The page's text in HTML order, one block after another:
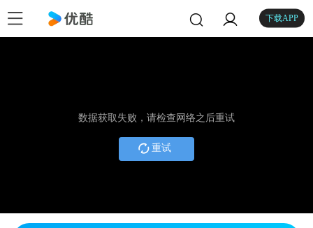
下载APP
数据获取失败，请检查网络之后重试
重试